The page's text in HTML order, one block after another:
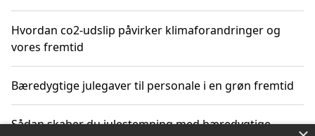
Hvordan co2-udslip påvirker klimaforandringer og
vores fremtid
Bæredygtige julegaver til personale i en grøn fremtid
Sådan skaber du julestemning med bæredygtige